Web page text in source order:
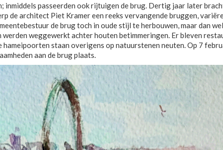
inmiddels passeerden ook rijtuigen de brug. Dertig jaar later
de architect Piet Kramer een reeks vervangende bruggen,
de brug toch in oude stijl te herbouwen, maar dan
weggewerkt achter houten betimmeringen. Er bleven
staan overigens op natuurstenen neuten. Op 7
aan de brug plaats.